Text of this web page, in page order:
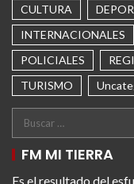
CULTURA
INTERNACIONALES
POLICIALES
TURISMO
FM MI TIERRA
Es el resultado del